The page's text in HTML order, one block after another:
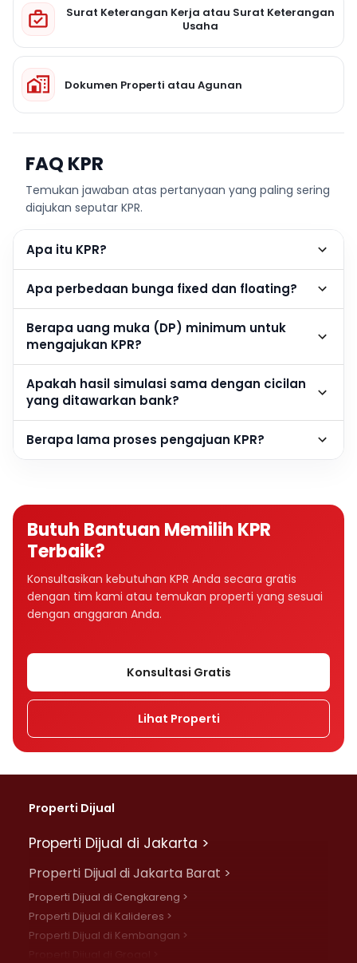
Surat Keterangan Kerja atau Surat Keterangan
Usaha
Dokumen Properti atau Agunan
FAQ KPR
Temukan jawaban atas pertanyaan yang paling sering
diajukan seputar KPR.
Apa itu KPR?
Apa perbedaan bunga fixed dan floating?
Berapa uang muka (DP) minimum untuk
mengajukan KPR?
Apakah hasil simulasi sama dengan cicilan
yang ditawarkan bank?
Berapa lama proses pengajuan KPR?
Butuh Bantuan Memilih KPR
Terbaik?
Konsultasikan kebutuhan KPR Anda secara gratis
dengan tim kami atau temukan properti yang sesuai
dengan anggaran Anda.
Konsultasi Gratis
Lihat Properti
Properti Dijual
Properti Dijual di Jakarta >
Properti Dijual di Jakarta Barat >
Properti Dijual di Cengkareng >
Properti Dijual di Kalideres >
Properti Dijual di Kembangan >